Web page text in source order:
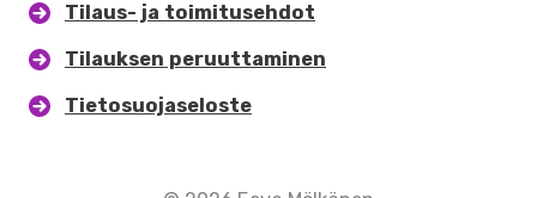
Tilaus- ja toimitusehdot
Tilauksen peruuttaminen
Tietosuojaseloste